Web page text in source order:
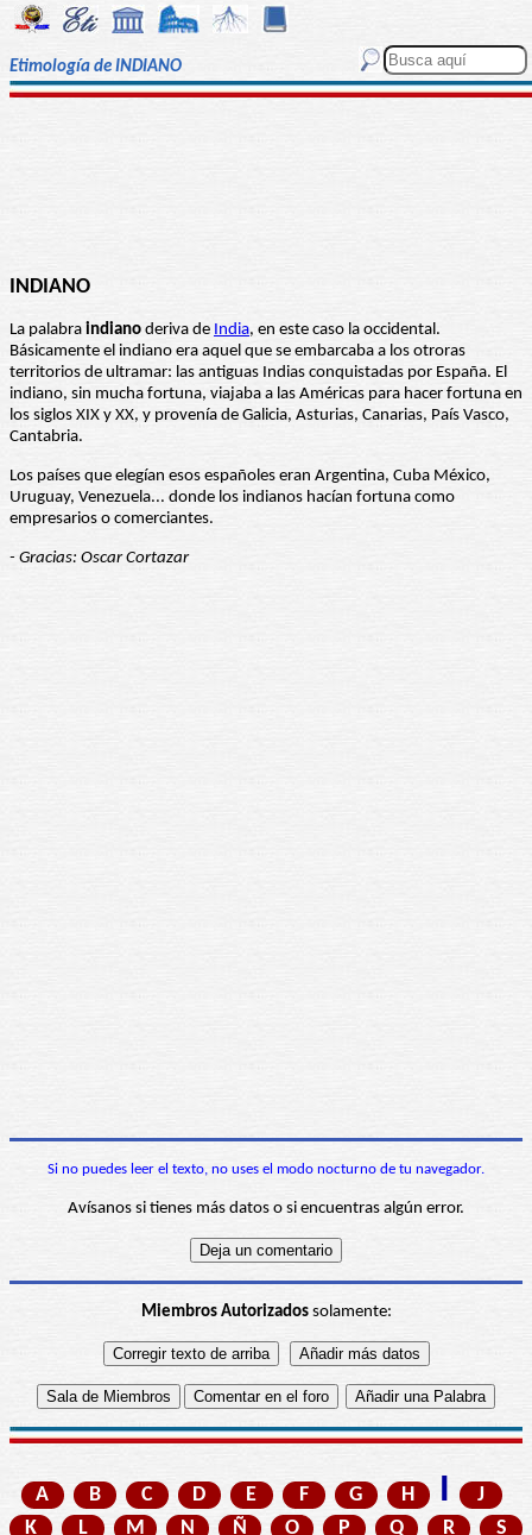
Etimología de INDIANO
INDIANO
La palabra indiano deriva de India, en este caso la occidental.
Básicamente el indiano era aquel que se embarcaba a los otroras
territorios de ultramar: las antiguas Indias conquistadas por España. El
indiano, sin mucha fortuna, viajaba a las Américas para hacer fortuna en
los siglos XIX y XX, y provenía de Galicia, Asturias, Canarias, País Vasco,
Cantabria.
Los países que elegían esos españoles eran Argentina, Cuba México,
Uruguay, Venezuela... donde los indianos hacían fortuna como
empresarios o comerciantes.
- Gracias: Oscar Cortazar
Si no puedes leer el texto, no uses el modo nocturno de tu navegador.
Avísanos si tienes más datos o si encuentras algún error.
Miembros Autorizadossolamente:
A B C D E F G H I
J
K
L M N Ñ O P Q R
S